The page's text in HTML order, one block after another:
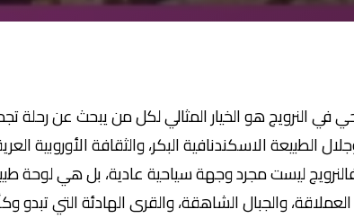
النرويج هو الخيار المثالي لكل من يبحث عن رحلة
الطبيعة الاسكندنافية البكر، والثقافة الأوروبية
ليست مجرد وجهة سياحية عادية، بل هي لوحة
والجبال الشاهقة، والقرى الهادئة التي